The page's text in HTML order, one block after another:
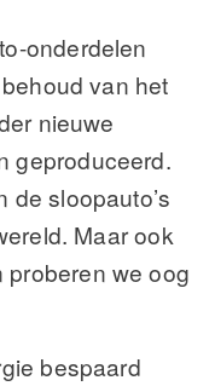
onderdelen
van het
nieuwe
geproduceerd.
de sloopauto’s
Maar ook
we oog
bespaard